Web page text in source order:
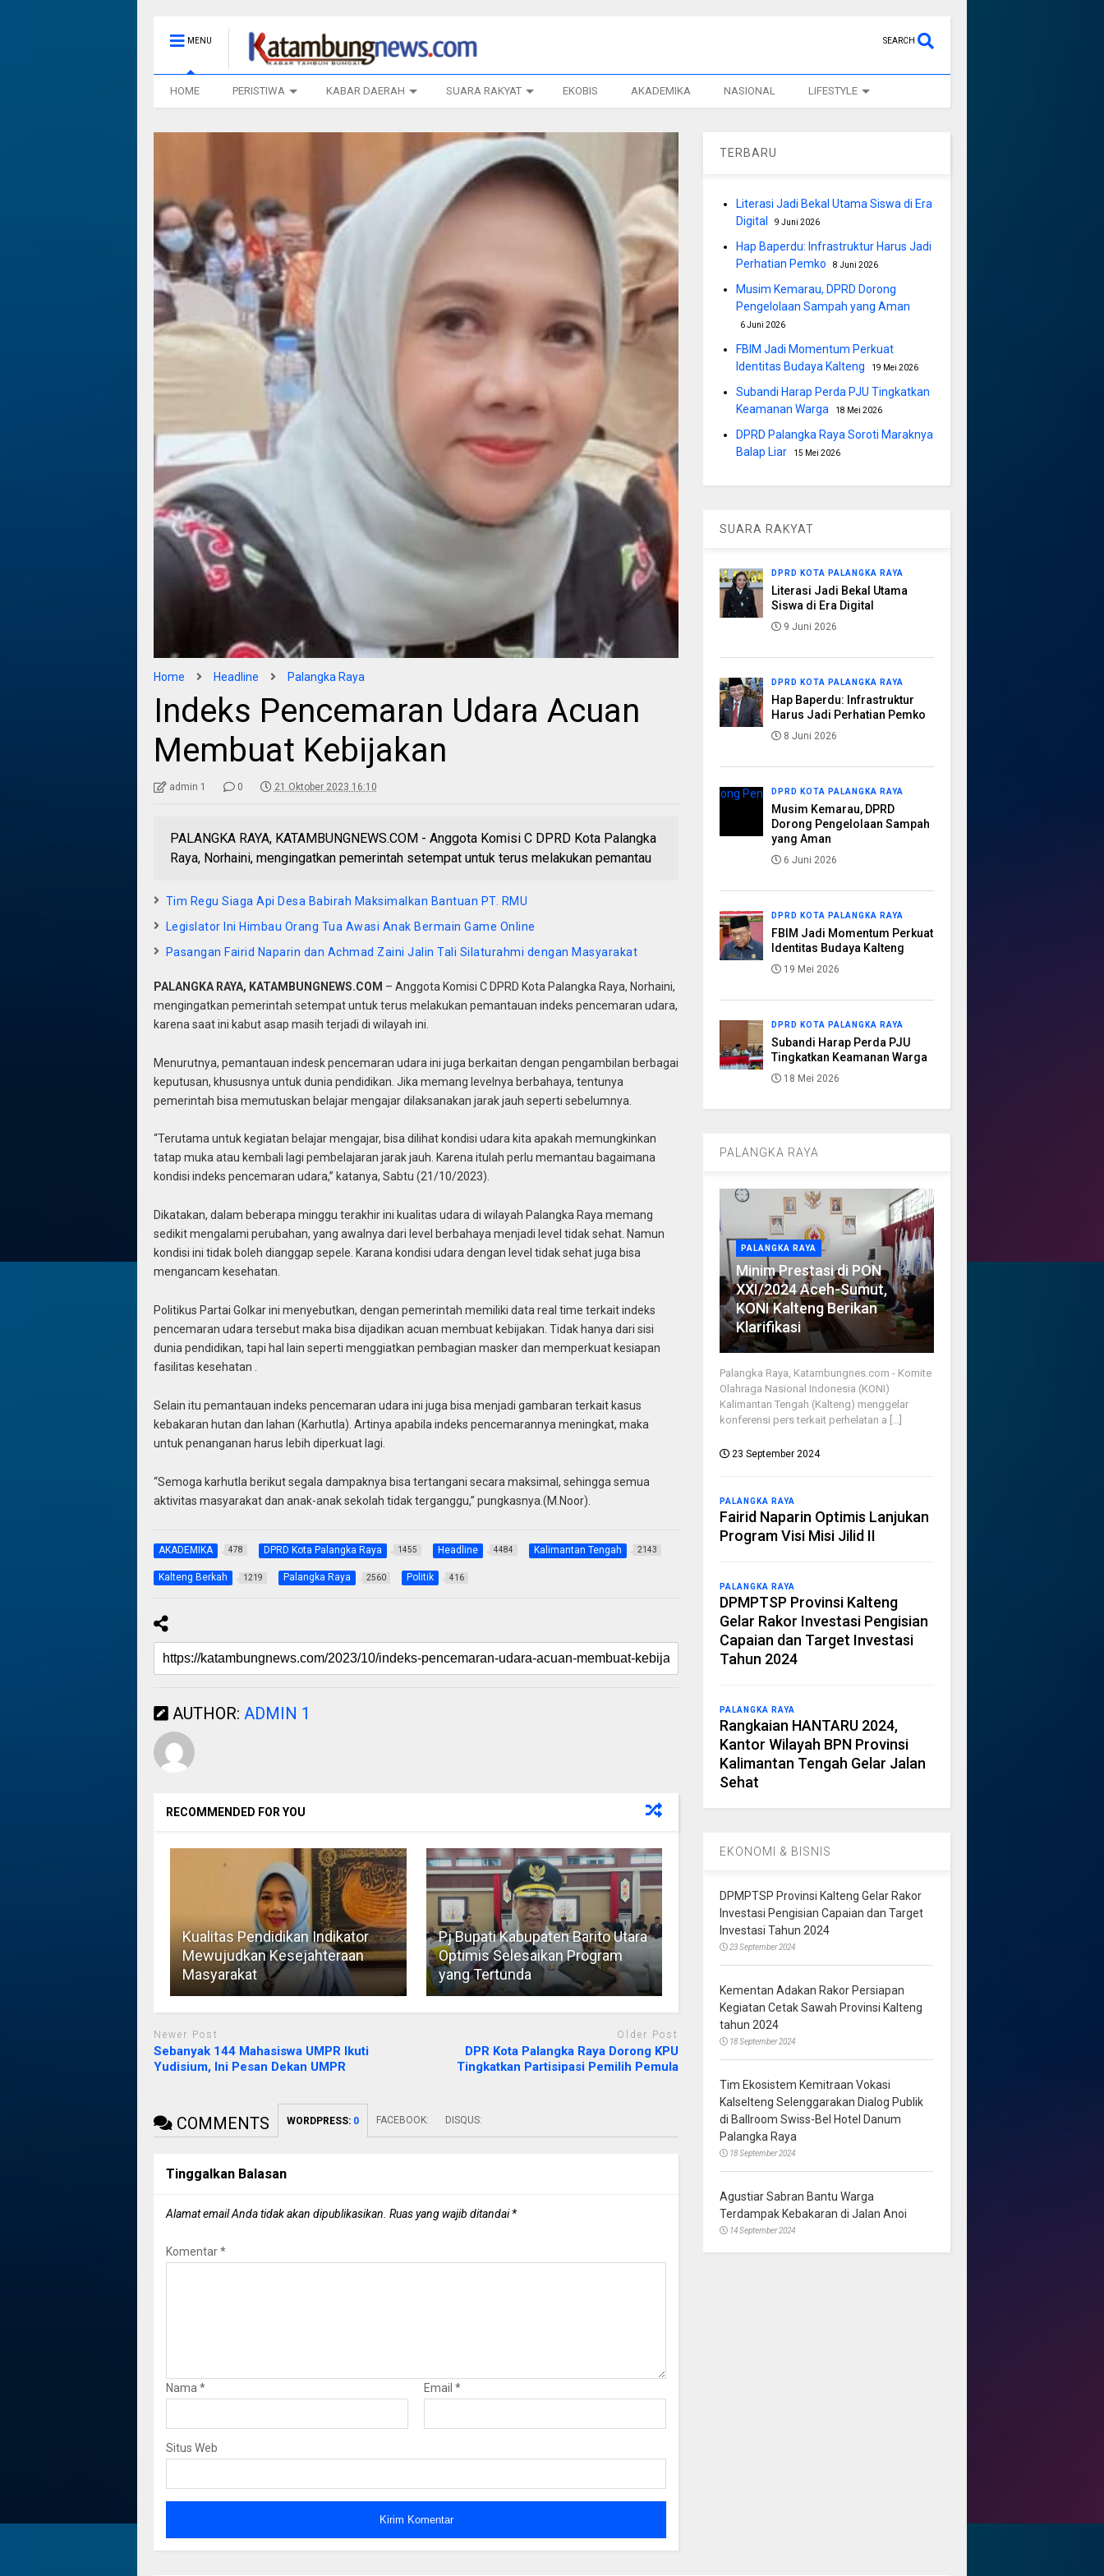
MENU SEARCH
HOME PERISTIWA KABAR DAERAH SUARA RAKYAT EKOBIS AKADEMIKA NASIONAL LIFESTYLE
Home Headline Palangka Raya
Indeks Pencemaran Udara Acuan
Membuat Kebijakan
admin 1 0 21 Oktober 2023 16:10
PALANGKA RAYA, KATAMBUNGNEWS.COM - Anggota Komisi C DPRD Kota Palangka
Raya, Norhaini, mengingatkan pemerintah setempat untuk terus melakukan pemantau
Tim Regu Siaga Api Desa Babirah Maksimalkan Bantuan PT. RMU
Legislator Ini Himbau Orang Tua Awasi Anak Bermain Game Online
Pasangan Fairid Naparin dan Achmad Zaini Jalin Tali Silaturahmi dengan Masyarakat
PALANGKA RAYA, KATAMBUNGNEWS.COM – Anggota Komisi C DPRD Kota Palangka Raya, Norhaini,
mengingatkan pemerintah setempat untuk terus melakukan pemantauan indeks pencemaran udara,
karena saat ini kabut asap masih terjadi di wilayah ini.
Menurutnya, pemantauan indesk pencemaran udara ini juga berkaitan dengan pengambilan berbagai
keputusan, khususnya untuk dunia pendidikan. Jika memang levelnya berbahaya, tentunya
pemerintah bisa memutuskan belajar mengajar dilaksanakan jarak jauh seperti sebelumnya.
“Terutama untuk kegiatan belajar mengajar, bisa dilihat kondisi udara kita apakah memungkinkan
tatap muka atau kembali lagi pembelajaran jarak jauh. Karena itulah perlu memantau bagaimana
kondisi indeks pencemaran udara,” katanya, Sabtu (21/10/2023).
Dikatakan, dalam beberapa minggu terakhir ini kualitas udara di wilayah Palangka Raya memang
sedikit mengalami perubahan, yang awalnya dari level berbahaya menjadi level tidak sehat. Namun
kondisi ini tidak boleh dianggap sepele. Karana kondisi udara dengan level tidak sehat juga bisa
mengancam kesehatan.
Politikus Partai Golkar ini menyebutkan, dengan pemerintah memiliki data real time terkait indeks
pencemaran udara tersebut maka bisa dijadikan acuan membuat kebijakan. Tidak hanya dari sisi
dunia pendidikan, tapi hal lain seperti menggiatkan pembagian masker dan memperkuat kesiapan
fasilitas kesehatan .
Selain itu pemantauan indeks pencemaran udara ini juga bisa menjadi gambaran terkait kasus
kebakaran hutan dan lahan (Karhutla). Artinya apabila indeks pencemarannya meningkat, maka
untuk penanganan harus lebih diperkuat lagi.
“Semoga karhutla berikut segala dampaknya bisa tertangani secara maksimal, sehingga semua
aktivitas masyarakat dan anak-anak sekolah tidak terganggu,” pungkasnya.(M.Noor).
AKADEMIKA 478 DPRD Kota Palangka Raya 1455 Headline 4484 Kalimantan Tengah 2143
Kalteng Berkah 1219 Palangka Raya 2560 Politik 416
AUTHOR: ADMIN 1
RECOMMENDED FOR YOU
Kualitas Pendidikan Indikator
Mewujudkan Kesejahteraan
Masyarakat
Pj Bupati Kabupaten Barito Utara
Optimis Selesaikan Program
yang Tertunda
Newer Post
Sebanyak 144 Mahasiswa UMPR Ikuti
Yudisium, Ini Pesan Dekan UMPR
Older Post
DPR Kota Palangka Raya Dorong KPU
Tingkatkan Partisipasi Pemilih Pemula
COMMENTS WORDPRESS: 0 FACEBOOK: DISQUS:
Tinggalkan Balasan
Alamat email Anda tidak akan dipublikasikan. Ruas yang wajib ditandai*
Komentar*
Nama* Email *
Situs Web
TERBARU
Literasi Jadi Bekal Utama Siswa di Era
Digital
9 Juni 2026
Hap Baperdu: Infrastruktur Harus Jadi
Perhatian Pemko
8 Juni 2026
Musim Kemarau, DPRD Dorong
Pengelolaan Sampah yang Aman
6 Juni 2026
FBIM Jadi Momentum Perkuat
Identitas Budaya Kalteng
19 Mei 2026
Subandi Harap Perda PJU Tingkatkan
Keamanan Warga
18 Mei 2026
DPRD Palangka Raya Soroti Maraknya
Balap Liar
15 Mei 2026
SUARA RAKYAT
DPRD KOTA PALANGKA RAYA
Literasi Jadi Bekal Utama
Siswa di Era Digital
9 Juni 2026
DPRD KOTA PALANGKA RAYA
Hap Baperdu: Infrastruktur
Harus Jadi Perhatian Pemko
8 Juni 2026
DPRD KOTA PALANGKA RAYA
Musim Kemarau, DPRD
Dorong Pengelolaan Sampah
yang Aman
6 Juni 2026
DPRD KOTA PALANGKA RAYA
FBIM Jadi Momentum Perkuat
Identitas Budaya Kalteng
19 Mei 2026
DPRD KOTA PALANGKA RAYA
Subandi Harap Perda PJU
Tingkatkan Keamanan Warga
18 Mei 2026
PALANGKA RAYA
PALANGKA RAYA
Minim Prestasi di PON
XXI/2024 Aceh-Sumut,
KONI Kalteng Berikan
Klarifikasi
Palangka Raya, Katambungnes.com - Komite
Olahraga Nasional Indonesia (KONI)
Kalimantan Tengah (Kalteng) menggelar
konferensi pers terkait perhelatan a [...]
23 September 2024
PALANGKA RAYA
Fairid Naparin Optimis Lanjukan
Program Visi Misi Jilid II
PALANGKA RAYA
DPMPTSP Provinsi Kalteng
Gelar Rakor Investasi Pengisian
Capaian dan Target Investasi
Tahun 2024
PALANGKA RAYA
Rangkaian HANTARU 2024,
Kantor Wilayah BPN Provinsi
Kalimantan Tengah Gelar Jalan
Sehat
EKONOMI & BISNIS
DPMPTSP Provinsi Kalteng Gelar Rakor
Investasi Pengisian Capaian dan Target
Investasi Tahun 2024
23 September 2024
Kementan Adakan Rakor Persiapan
Kegiatan Cetak Sawah Provinsi Kalteng
tahun 2024
18 September 2024
Tim Ekosistem Kemitraan Vokasi
Kalselteng Selenggarakan Dialog Publik
di Ballroom Swiss-Bel Hotel Danum
Palangka Raya
18 September 2024
Agustiar Sabran Bantu Warga
Terdampak Kebakaran di Jalan Anoi
14 September 2024